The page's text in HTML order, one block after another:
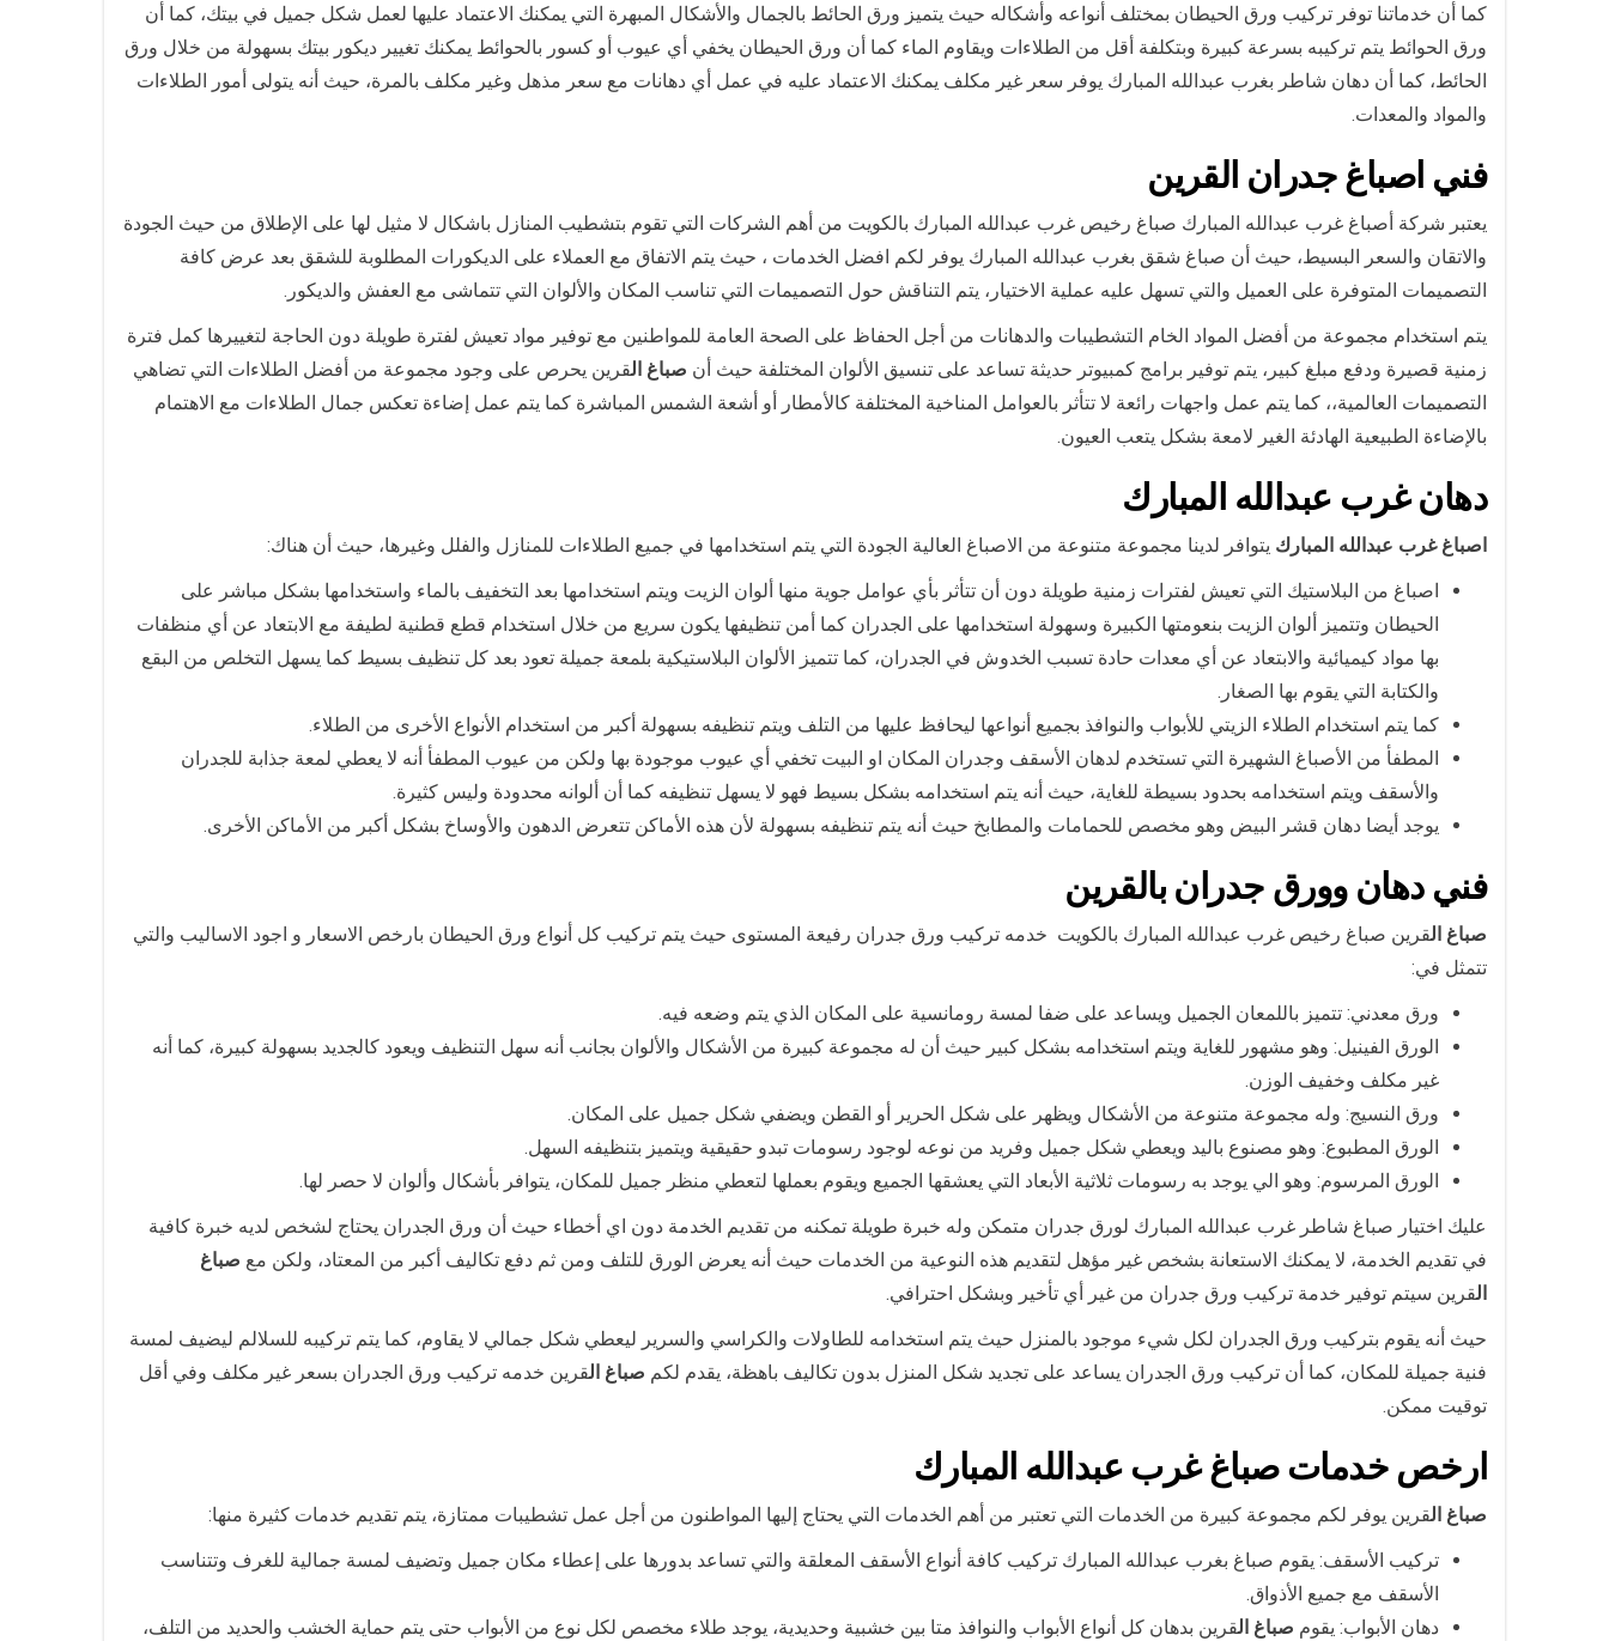
كما أن خدماتنا توفر تركيب ورق الحيطان بمختلف أنواعه وأشكاله حيث يتميز ورق الحائط بالجمال والأشكال المبهرة التي يمكنك الاعتماد عليها لعمل شكل جميل في بيتك، كما أن
ورق الحوائط يتم تركيبه بسرعة كبيرة وبتكلفة أقل من الطلاءات ويقاوم الماء كما أن ورق الحيطان يخفي أي عيوب أو كسور بالحوائط يمكنك تغيير ديكور بيتك بسهولة من خلال ورق
الحائط، كما أن دهان شاطر بغرب عبدالله المبارك يوفر سعر غير مكلف يمكنك الاعتماد عليه في عمل أي دهانات مع سعر مذهل وغير مكلف بالمرة، حيث أنه يتولى أمور الطلاءات
والمواد والمعدات.
فني اصباغ جدران القرين
يعتبر شركة أصباغ غرب عبدالله المبارك صباغ رخيص غرب عبدالله المبارك بالكويت من أهم الشركات التي تقوم بتشطيب المنازل باشكال لا مثيل لها على الإطلاق من حيث الجودة
والاتقان والسعر البسيط، حيث أن صباغ شقق بغرب عبدالله المبارك يوفر لكم افضل الخدمات ، حيث يتم الاتفاق مع العملاء على الديكورات المطلوبة للشقق بعد عرض كافة
التصميمات المتوفرة على العميل والتي تسهل عليه عملية الاختيار، يتم التناقش حول التصميمات التي تناسب المكان والألوان التي تتماشى مع العفش والديكور.
يتم استخدام مجموعة من أفضل المواد الخام التشطيبات والدهانات من أجل الحفاظ على الصحة العامة للمواطنين مع توفير مواد تعيش لفترة طويلة دون الحاجة لتغييرها كمل فترة
زمنية قصيرة ودفع مبلغ كبير، يتم توفير برامج كمبيوتر حديثة تساعد على تنسيق الألوان المختلفة حيث أن صباغ القرين يحرص على وجود مجموعة من أفضل الطلاءات التي تضاهي
التصميمات العالمية،، كما يتم عمل واجهات رائعة لا تتأثر بالعوامل المناخية المختلفة كالأمطار أو أشعة الشمس المباشرة كما يتم عمل إضاءة تعكس جمال الطلاءات مع الاهتمام
بالإضاءة الطبيعية الهادئة الغير لامعة بشكل يتعب العيون.
دهانغرب عبدالله المبارك
اصباغ غرب عبدالله المبارك يتوافر لدينا مجموعة متنوعة من الاصباغ العالية الجودة التي يتم استخدامها في جميع الطلاءات للمنازل والفلل وغيرها، حيث أن هناك:
اصباغ من البلاستيك التي تعيش لفترات زمنية طويلة دون أن تتأثر بأي عوامل جوية منها ألوان الزيت ويتم استخدامها بعد التخفيف بالماء واستخدامها بشكل مباشر على
الحيطان وتتميز ألوان الزيت بنعومتها الكبيرة وسهولة استخدامها على الجدران كما أمن تنظيفها يكون سريع من خلال استخدام قطع قطنية لطيفة مع الابتعاد عن أي منظفات
بها مواد كيميائية والابتعاد عن أي معدات حادة تسبب الخدوش في الجدران، كما تتميز الألوان البلاستيكية بلمعة جميلة تعود بعد كل تنظيف بسيط كما يسهل التخلص من البقع
والكتابة التي يقوم بها الصغار.
كما يتم استخدام الطلاء الزيتي للأبواب والنوافذ بجميع أنواعها ليحافظ عليها من التلف ويتم تنظيفه بسهولة أكبر من استخدام الأنواع الأخرى من الطلاء.
المطفأ من الأصباغ الشهيرة التي تستخدم لدهان الأسقف وجدران المكان او البيت تخفي أي عيوب موجودة بها ولكن من عيوب المطفأ أنه لا يعطي لمعة جذابة للجدران
والأسقف ويتم استخدامه بحدود بسيطة للغاية، حيث أنه يتم استخدامه بشكل بسيط فهو لا يسهل تنظيفه كما أن ألوانه محدودة وليس كثيرة.
يوجد أيضا دهان قشر البيض وهو مخصص للحمامات والمطابخ حيث أنه يتم تنظيفه بسهولة لأن هذه الأماكن تتعرض الدهون والأوساخ بشكل أكبر من الأماكن الأخرى.
فني دهان وورق جدران بالقرين
صباغ القرين صباغ رخيص غرب عبدالله المبارك بالكويت خدمه تركيب ورق جدران رفيعة المستوى حيث يتم تركيب كل أنواع ورق الحيطان بارخص الاسعار و اجود الاساليب والتي
تتمثل في:
ورق معدني: تتميز باللمعان الجميل ويساعد على ضفا لمسة رومانسية على المكان الذي يتم وضعه فيه.
الورق الفينيل: وهو مشهور للغاية ويتم استخدامه بشكل كبير حيث أن له مجموعة كبيرة من الأشكال والألوان بجانب أنه سهل التنظيف ويعود كالجديد بسهولة كبيرة، كما أنه
غير مكلف وخفيف الوزن.
ورق النسيج: وله مجموعة متنوعة من الأشكال ويظهر على شكل الحرير أو القطن ويضفي شكل جميل على المكان.
الورق المطبوع: وهو مصنوع باليد ويعطي شكل جميل وفريد من نوعه لوجود رسومات تبدو حقيقية ويتميز بتنظيفه السهل.
الورق المرسوم: وهو الي يوجد به رسومات ثلاثية الأبعاد التي يعشقها الجميع ويقوم بعملها لتعطي منظر جميل للمكان، يتوافر بأشكال وألوان لا حصر لها.
عليك اختيار صباغ شاطر غرب عبدالله المبارك لورق جدران متمكن وله خبرة طويلة تمكنه من تقديم الخدمة دون اي أخطاء حيث أن ورق الجدران يحتاج لشخص لديه خبرة كافية
في تقديم الخدمة، لا يمكنك الاستعانة بشخص غير مؤهل لتقديم هذه النوعية من الخدمات حيث أنه يعرض الورق للتلف ومن ثم دفع تكاليف أكبر من المعتاد، ولكن مع صباغ
القرين سيتم توفير خدمة تركيب ورق جدران من غير أي تأخير وبشكل احترافي.
حيث أنه يقوم بتركيب ورق الجدران لكل شيء موجود بالمنزل حيث يتم استخدامه للطاولات والكراسي والسرير ليعطي شكل جمالي لا يقاوم، كما يتم تركيبه للسلالم ليضيف لمسة
فنية جميلة للمكان، كما أن تركيب ورق الجدران يساعد على تجديد شكل المنزل بدون تكاليف باهظة، يقدم لكم صباغ القرين خدمه تركيب ورق الجدران بسعر غير مكلف وفي أقل
توقيت ممكن.
ارخص خدمات صباغ غرب عبدالله المبارك
صباغ القرين يوفر لكم مجموعة كبيرة من الخدمات التي تعتبر من أهم الخدمات التي يحتاج إليها المواطنون من أجل عمل تشطيبات ممتازة، يتم تقديم خدمات كثيرة منها:
تركيب الأسقف: يقوم صباغ بغرب عبدالله المبارك تركيب كافة أنواع الأسقف المعلقة والتي تساعد بدورها على إعطاء مكان جميل وتضيف لمسة جمالية للغرف وتتناسب
الأسقف مع جميع الأذواق.
دهان الأبواب: يقوم صباغ القرين بدهان كل أنواع الأبواب والنوافذ متا بين خشبية وحديدية، يوجد طلاء مخصص لكل نوع من الأبواب حتى يتم حماية الخشب والحديد من التلف،